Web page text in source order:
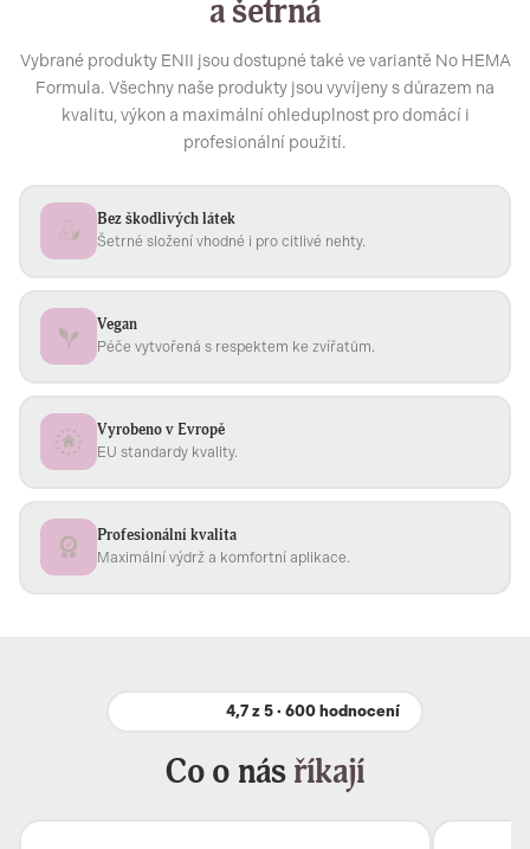
a šetrná
Vybrané produkty ENII jsou dostupné také ve variantě No HEMA
Formula. Všechny naše produkty jsou vyvíjeny s důrazem na
kvalitu, výkon a maximální ohleduplnost pro domácí i
profesionální použití.
Bez škodlivých látek
Šetrné složení vhodné i pro citlivé nehty.
Vegan
Péče vytvořená s respektem ke zvířatům.
Vyrobeno v Evropě
EU standardy kvality.
Profesionální kvalita
Maximální výdrž a komfortní aplikace.
4,7 z 5 · 600 hodnocení
Co o násříkají